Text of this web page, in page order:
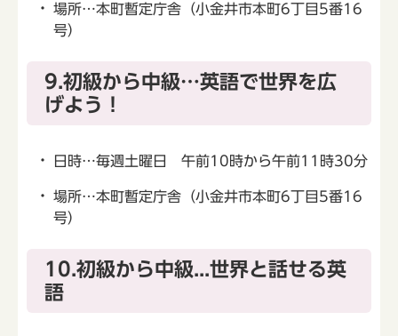
場所…本町暫定庁舎（小金井市本町6丁目5番16
号）
9.初級から中級…英語で世界を広
げよう！
日時…毎週土曜日 午前10時から午前11時30分
場所…本町暫定庁舎（小金井市本町6丁目5番16
号）
10.初級から中級...世界と話せる英
語